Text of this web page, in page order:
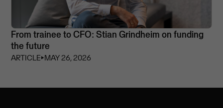
From trainee to CFO: Stian Grindheim on funding
the future
ARTICLE⏵MAY 26, 2026